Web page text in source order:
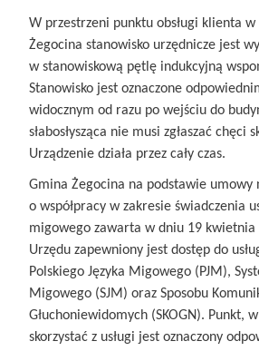
W przestrzeni punktu obsługi klienta
Żegocina stanowisko urzędnicze jest
w stanowiskową pętlę indukcyjną
Stanowisko jest oznaczone
widocznym od razu po wejściu do
słabosłysząca nie musi zgłaszać chęci
Urządzenie działa przez cały czas.
Gmina Żegocina na podstawie umowy
o współpracy w zakresie świadczenia
migowego zawarta w dniu 19 kwietnia
Urzędu zapewniony jest dostęp do
Polskiego Języka Migowego (PJM),
Migowego (SJM) oraz Sposobu
Głuchoniewidomych (SKOGN). Punkt,
skorzystać z usługi jest oznaczony